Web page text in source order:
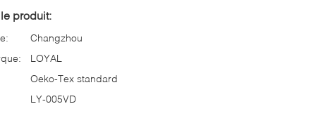
produit:
Changzhou
LOYAL
Oeko-Tex standard
LY-005VD